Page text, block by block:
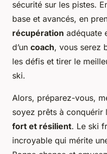
sécurité sur les pistes.
base et avancés, en
récupération adéquate
d’un coach, vous serez
les défis et tirer le
ski.
Alors, préparez-vous,
soyez prêts à conquérir
fort et résilient. Le ski
incroyable qui mérite